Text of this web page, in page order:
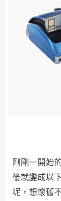
剛剛一開始
後就變成以
呢，想懷舊